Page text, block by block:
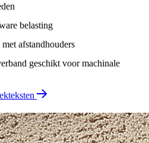
belasting
afstandhouders
geschikt voor machinale